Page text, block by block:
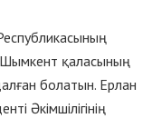
қаласының
болатын. Ерлан
Әкімшілігінің